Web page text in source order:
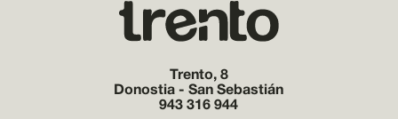
Trento, 8
Donostia - San Sebastián
943 316 944